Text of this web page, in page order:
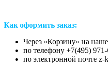
Как оформить заказ:
Через «Корзину» на
по телефону +7(495)
по электронной почте z-